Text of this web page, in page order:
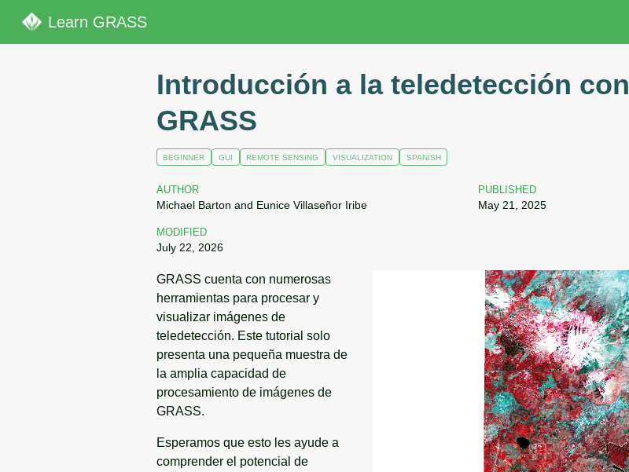
Learn GRASS
Introducción a la teledetección con
GRASS
BEGINNER GUI REMOTE SENSING VISUALIZATION SPANISH
AUTHOR
Michael Barton and Eunice Villaseñor Iribe
PUBLISHED
May 21, 2025
MODIFIED
July 22, 2026
GRASS cuenta con numerosas
herramientas para procesar y
visualizar imágenes de
teledetección. Este tutorial solo
presenta una pequeña muestra de
la amplia capacidad de
procesamiento de imágenes de
GRASS.
Esperamos que esto les ayude a
comprender el potencial de